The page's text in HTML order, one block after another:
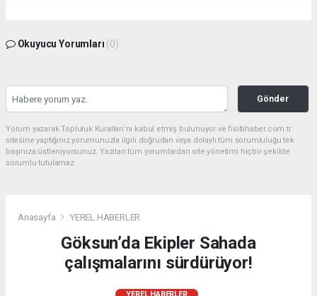
Okuyucu Yorumları (0)
Gönder
Yorum yazarak Topluluk Kuralları’nı kabul etmiş bulunuyor ve fisiltihaber.com.tr
sitesine yaptığınız yorumunuzla ilgili doğrudan veya dolaylı tüm sorumluluğu tek
başınıza üstleniyorsunuz. Yazılan tüm yorumlardan site yönetimi hiçbir şekilde
sorumlu tutulamaz.
Anasayfa YEREL HABERLER
Göksun’da Ekipler Sahada
çalışmalarını sürdürüyor!
YEREL HABERLER